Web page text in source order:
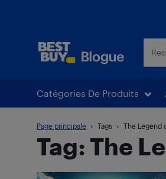
Catégories De Produits
Page principale Tags The Legend
Tag: The